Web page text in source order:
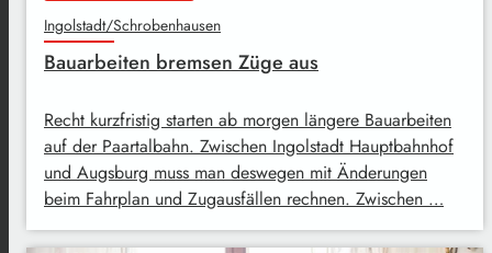
Ingolstadt/Schrobenhausen
Bauarbeiten bremsen Züge aus
Recht kurzfristig starten ab morgen längere Bauarbeiten
auf der Paartalbahn. Zwischen Ingolstadt Hauptbahnhof
und Augsburg muss man deswegen mit Änderungen
beim Fahrplan und Zugausfällen rechnen. Zwischen …